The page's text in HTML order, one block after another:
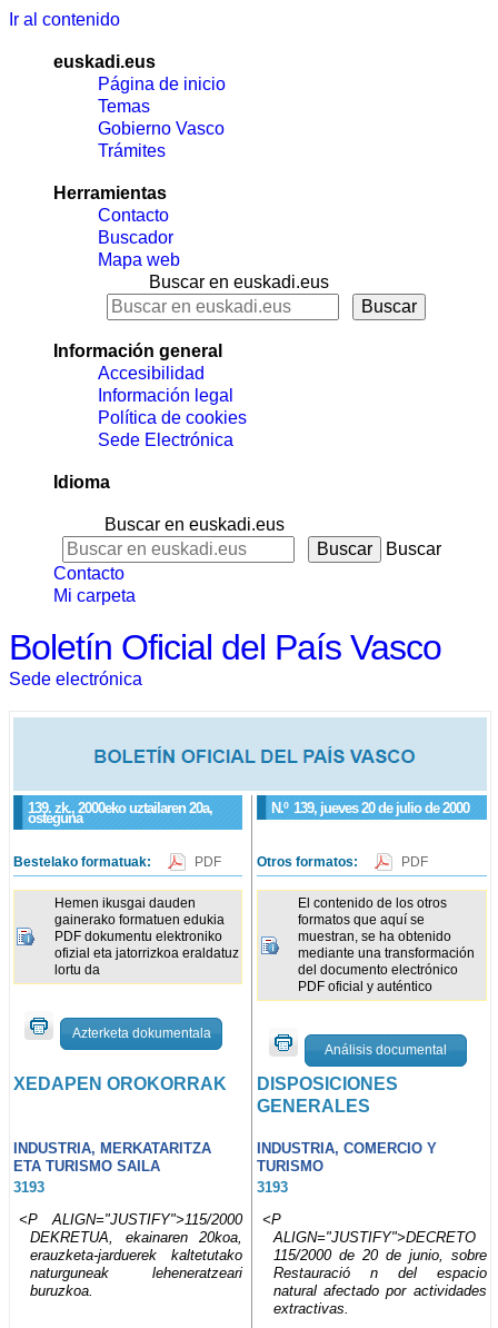
Ir al contenido
euskadi.eus
Página de inicio
Temas
Gobierno Vasco
Trámites
Herramientas
Contacto
Buscador
Mapa web
Buscar en euskadi.eus
Información general
Accesibilidad
Información legal
Política de cookies
Sede Electrónica
Idioma
Buscar en euskadi.eus
Buscar
Contacto
Mi carpeta
Boletín Oficial del País Vasco
Sede electrónica
139. zk., 2000eko uztailaren 20a,
osteguna
N.º 139, jueves 20 de julio de 2000
Bestelako formatuak: PDF
Hemen ikusgai dauden
gainerako formatuen edukia
PDF dokumentu elektroniko
ofizial eta jatorrizkoa eraldatuz
lortu da
Azterketa dokumentala
Otros formatos: PDF
El contenido de los otros
formatos que aquí se
muestran, se ha obtenido
mediante una transformación
del documento electrónico
PDF oficial y auténtico
Análisis documental
XEDAPEN OROKORRAK
DISPOSICIONES
GENERALES
INDUSTRIA, MERKATARITZA
ETA TURISMO SAILA
INDUSTRIA, COMERCIO Y
TURISMO
3193
3193
<P ALIGN="JUSTIFY">115/2000
DEKRETUA, ekainaren 20koa,
erauzketa-jarduerek kaltetutako
naturguneak leheneratzeari
buruzkoa.
<P
ALIGN="JUSTIFY">DECRETO
115/2000 de 20 de junio, sobre
Restauració n del espacio
natural afectado por actividades
extractivas.